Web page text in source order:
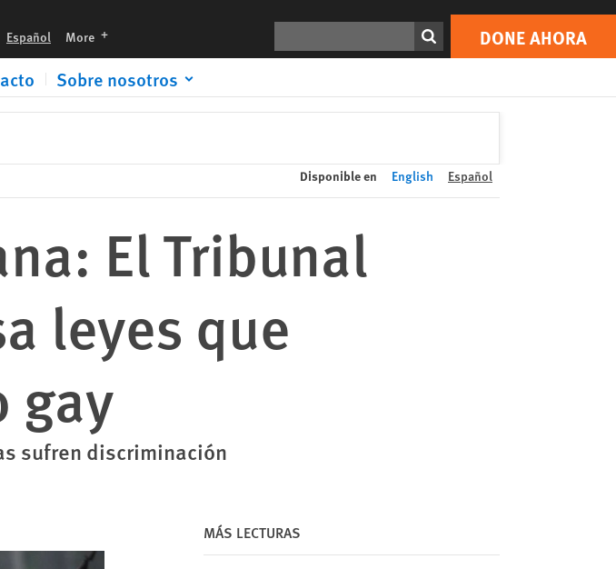
Español More languages DONE AHORA
Sobre nosotros
Print DONE AHORA
Disponible en English Español
El Tribunal
leyes que
gay
sufren discriminación
MÁS LECTURAS